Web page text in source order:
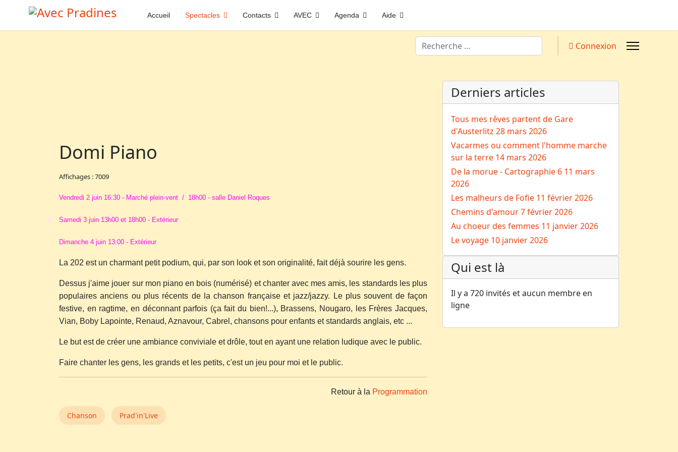
Accueil Spectacles Contacts AVEC Agenda Aide
Valider Connexion
Domi Piano
Affichages : 7009
Vendredi 2 juin 16:30 - Marché plein-vent / 18h00 - salle Daniel Roques
Samedi 3 juin 13h00 et 18h00 - Extérieur
Dimanche 4 juin 13:00 - Extérieur
La 202 est un charmant petit podium, qui, par son look et son originalité, fait déjà sourire les gens.
Dessus j'aime jouer sur mon piano en bois (numérisé) et chanter avec mes amis, les standards les plus
populaires anciens ou plus récents de la chanson française et jazz/jazzy. Le plus souvent de façon
festive, en ragtime, en déconnant parfois (ça fait du bien!...), Brassens, Nougaro, les Frères Jacques,
Vian, Boby Lapointe, Renaud, Aznavour, Cabrel, chansons pour enfants et standards anglais, etc ...
Le but est de créer une ambiance conviviale et drôle, tout en ayant une relation ludique avec le public.
Faire chanter les gens, les grands et les petits, c'est un jeu pour moi et le public.
Retour à la Programmation
Chanson Prad'in'Live
Derniers articles
Tous mes rêves partent de Gare
d'Austerlitz 28 mars 2026
Vacarmes ou comment l'homme marche
sur la terre 14 mars 2026
De la morue - Cartographie 6 11 mars
2026
Les malheurs de Fofie 11 février 2026
Chemins d'amour7 février 2026
Au choeur des femmes 11 janvier 2026
Le voyage 10 janvier 2026
Qui est là
Il y a 720 invités et aucun membre en
ligne